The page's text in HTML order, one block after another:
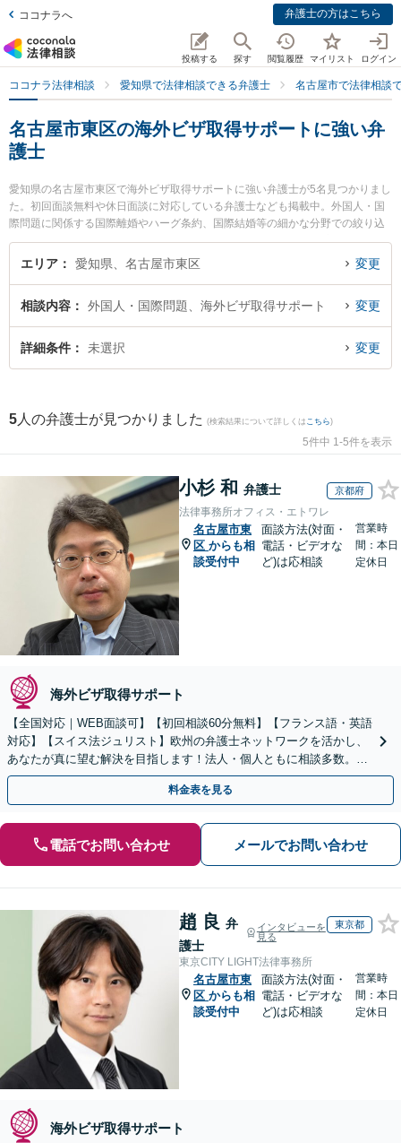
ココナラへ 弁護士の方はこちら
投稿する 探す 閲覧履歴 マイリスト ログイン
ココナラ法律相談 愛知県で法律相談できる弁護士 名古屋市で法律相談
名古屋市東区の海外ビザ取得サポートに強い弁
護士
愛知県の名古屋市東区で海外ビザ取得サポートに強い弁護士が5名見つかりまし
た。初回面談無料や休日面談に対応している弁護士なども掲載中。外国人・国
際問題に関係する国際離婚やハーグ条約、国際結婚等の細かな分野での絞り込
み検索もでき便利です。特に河村法律事務所の河村 潔俊弁護士や安藤・中尾・
中村法律事務所の中尾 俊介弁護士、安藤・中尾・中村法律事務所の安藤 恭平弁
弁護士に相談したい』『海外ビザ取得サポートのトラブル解決の実績豊富な近
くの弁護士を検索したい』『初回相談無料で海外ビザ取得サポートを法律相談
できる名古屋市東区内の弁護士に相談予約したい』などでお困りの相談者さん
エリア 愛知県、名古屋市東区 変更
相談内容 外国人・国際問題、海外ビザ取得サポート 変更
詳細条件 未選択 変更
5 人の弁護士が見つかりました (検索結果について詳しくは こちら)
5件中 1-5件を表示
小杉 和 弁護士 京都府
法律事務所オフィス・エトワレ
名古屋市東
区 からも相
談受付中
面談方法(対面・
電話・ビデオな
ど)は応相談
営業時
間：本日
定休日
海外ビザ取得サポート
【全国対応｜WEB面談可】【初回相談60分無料】【フランス語・英語
対応】【スイス法ジュリスト】欧州の弁護士ネットワークを活かし、
あなたが真に望む解決を目指します！法人・個人ともに相談多数。細
やかな連絡と粘り強い交渉を徹底【休日・夜間相談可】
料金表を見る
電話でお問い合わせ メールでお問い合わせ
趙 良 弁
護士
インタビューを
見る
東京都
東京CITY LIGHT法律事務所
名古屋市東
区 からも相
談受付中
面談方法(対面・
電話・ビデオな
ど)は応相談
営業時
間：本日
定休日
海外ビザ取得サポート